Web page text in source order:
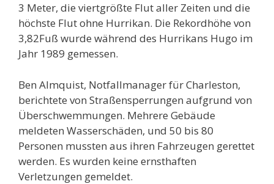
3 Meter, die viertgrößte Flut aller Zeiten und die
höchste Flut ohne Hurrikan. Die Rekordhöhe von
3,82Fuß wurde während des Hurrikans Hugo im
Jahr 1989 gemessen.
Ben Almquist, Notfallmanager für Charleston,
berichtete von Straßensperrungen aufgrund von
Überschwemmungen. Mehrere Gebäude
meldeten Wasserschäden, und 50 bis 80
Personen mussten aus ihren Fahrzeugen gerettet
werden. Es wurden keine ernsthaften
Verletzungen gemeldet.